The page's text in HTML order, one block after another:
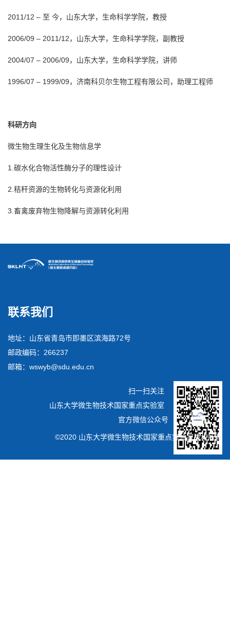
2011/12 – 至 今，山东大学，生命科学学院，教授
2006/09 – 2011/12，山东大学，生命科学学院，副教授
2004/07 – 2006/09，山东大学，生命科学学院，讲师
1996/07 – 1999/09，济南科贝尔生物工程有限公司，助理工程师
科研方向
微生物生理生化及生物信息学
1.碳水化合物活性酶分子的理性设计
2.秸秆资源的生物转化与资源化利用
3.畜禽废弃物生物降解与资源转化利用
联系我们
地址：山东省青岛市即墨区滨海路72号
邮政编码：266237
邮箱：wswyb@sdu.edu.cn
扫一扫关注
山东大学微生物技术国家重点实验室
官方微信公众号
©2020 山东大学微生物技术国家重点实验室版权所有